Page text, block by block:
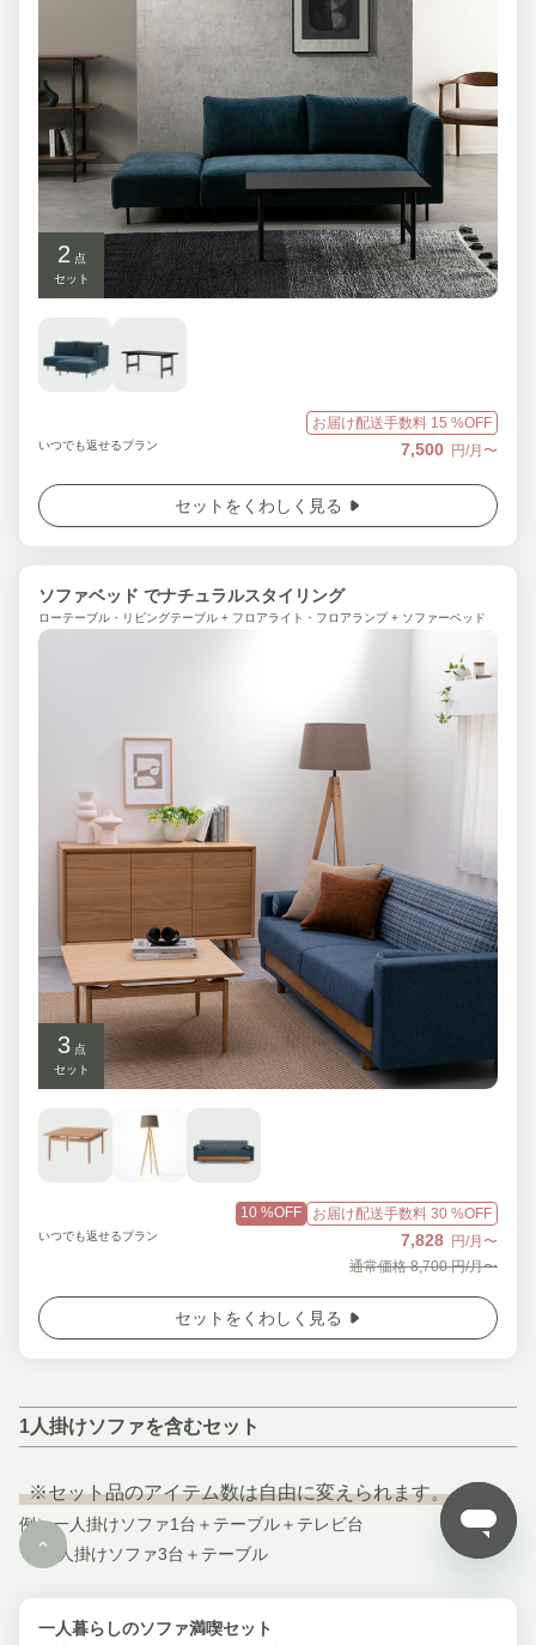
2 点
セット
お届け配送手数料 15 %OFF
いつでも返せるプラン 7,500 円/月〜
セットをくわしく見る
ソファベッド でナチュラルスタイリング
ローテーブル・リビングテーブル + フロアライト・フロアランプ + ソファーベッド
3点
セット
10 %OFF お届け配送手数料 30 %OFF
いつでも返せるプラン 7,828 円/月〜
通常価格 8,700 円/月〜
セットをくわしく見る
1人掛けソファを含むセット
※セット品のアイテム数は自由に変えられます。
例）一人掛けソファ1台＋テーブル＋テレビ台
→ 一人掛けソファ3台＋テーブル
一人暮らしのソファ満喫セット